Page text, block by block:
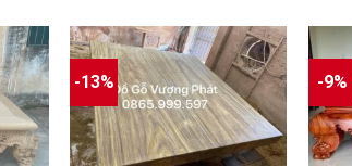
-13% -9%